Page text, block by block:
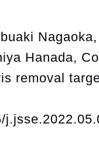
Hanada,
removal